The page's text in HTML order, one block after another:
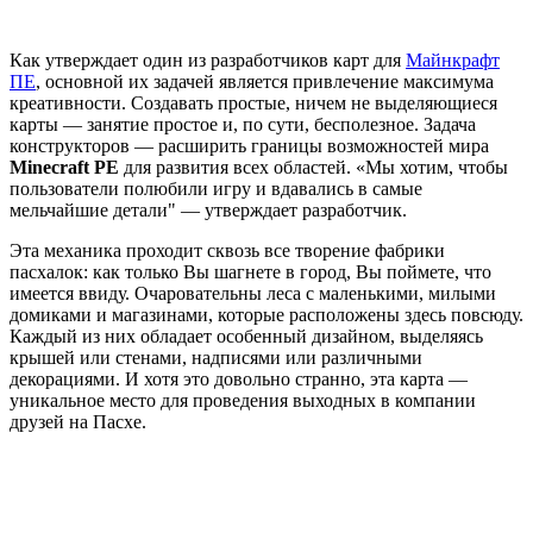
Как утверждает один из разработчиков карт для Майнкрафт
ПЕ, основной их задачей является привлечение максимума
креативности. Создавать простые, ничем не выделяющиеся
карты — занятие простое и, по сути, бесполезное. Задача
конструкторов — расширить границы возможностей мира
Minecraft PE для развития всех областей. «Мы хотим, чтобы
пользователи полюбили игру и вдавались в самые
мельчайшие детали" — утверждает разработчик.
Эта механика проходит сквозь все творение фабрики
пасхалок: как только Вы шагнете в город, Вы поймете, что
имеется ввиду. Очаровательны леса с маленькими, милыми
домиками и магазинами, которые расположены здесь повсюду.
Каждый из них обладает особенный дизайном, выделяясь
крышей или стенами, надписями или различными
декорациями. И хотя это довольно странно, эта карта —
уникальное место для проведения выходных в компании
друзей на Пасхе.